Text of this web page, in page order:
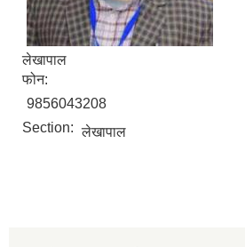
लेखापाल
फोन:
9856043208
Section: लेखापाल